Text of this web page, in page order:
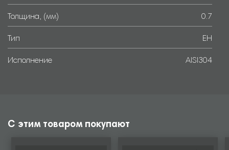
Толщина, (мм) 0.7
Тип EH
Исполнение AISI304
С этим товаром покупают